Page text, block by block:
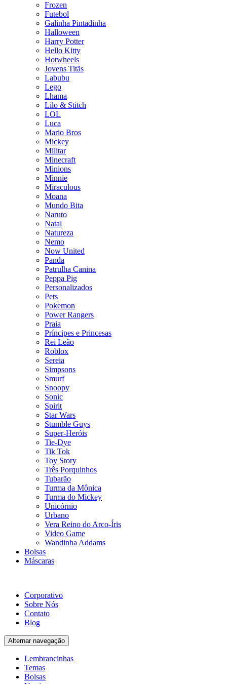
Frozen
Futebol
Galinha Pintadinha
Halloween
Harry Potter
Hello Kitty
Hotwheels
Jovens Titãs
Labubu
Lego
Lhama
Lilo & Stitch
LOL
Luca
Mario Bros
Mickey
Militar
Minecraft
Minions
Minnie
Miraculous
Moana
Mundo Bita
Naruto
Natal
Natureza
Nemo
Now United
Panda
Patrulha Canina
Peppa Pig
Personalizados
Pets
Pokemon
Power Rangers
Praia
Príncipes e Princesas
Rei Leão
Roblox
Sereia
Simpsons
Smurf
Snoopy
Sonic
Spirit
Star Wars
Stumble Guys
Super-Heróis
Tie-Dye
Tik Tok
Toy Story
Três Porquinhos
Tubarão
Turma da Mônica
Turma do Mickey
Unicórnio
Urbano
Vera Reino do Arco-Íris
Video Game
Wandinha Addams
Bolsas
Máscaras
Corporativo
Sobre Nós
Contato
Blog
Alternar navegação
Lembrancinhas
Temas
Bolsas